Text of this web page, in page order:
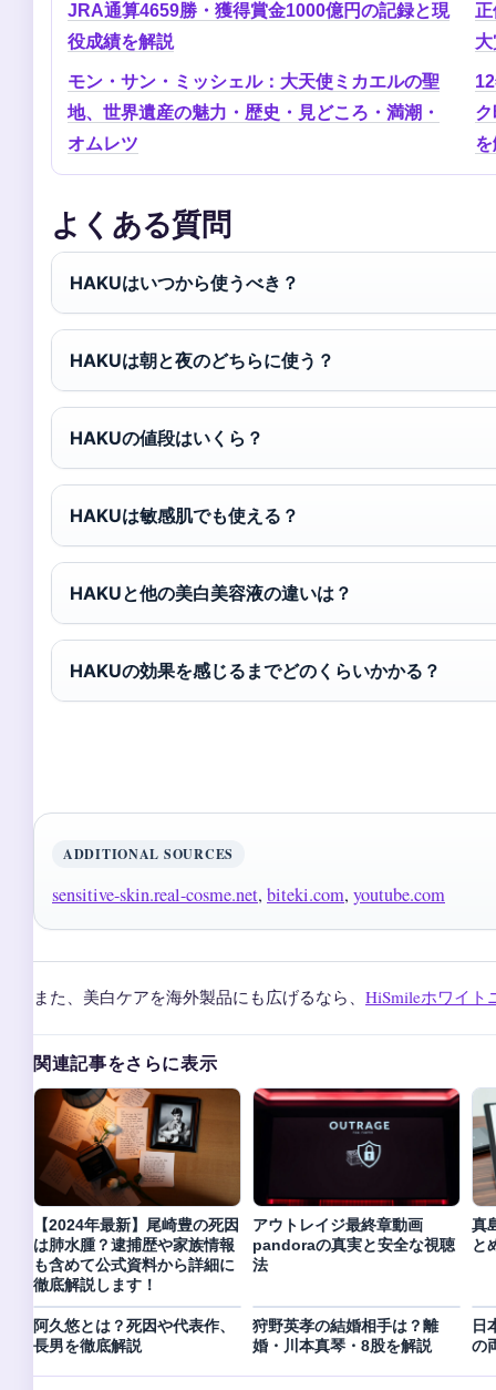
JRA通算4659勝・獲得賞金1000億円の記録と現
役成績を解説
モン・サン・ミッシェル：大天使ミカエルの聖
地、世界遺産の魅力・歴史・見どころ・満潮・
オムレツ
よくある質問
HAKUはいつから使うべき？
HAKUは朝と夜のどちらに使う？
HAKUの値段はいくら？
HAKUは敏感肌でも使える？
HAKUと他の美白美容液の違いは？
HAKUの効果を感じるまでどのくらいかかる？
ADDITIONAL SOURCES
sensitive-skin.real-cosme.net, biteki.com, youtube.com
また、美白ケアを海外製品にも広げるなら、 HiSmileホワイト
関連記事をさらに表示
【2024年最新】尾崎豊の死因
は肺水腫？逮捕歴や家族情報
も含めて公式資料から詳細に
徹底解説します！
アウトレイジ最終章動画
pandoraの真実と安全な視聴
法
真
と
阿久悠とは？死因や代表作、
長男を徹底解説
狩野英孝の結婚相手は？離
婚・川本真琴・8股を解説
日
の